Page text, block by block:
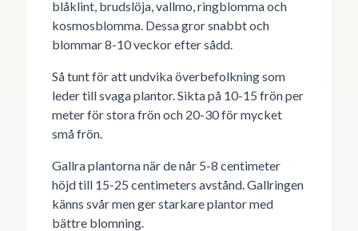
blåklint, brudslöja, vallmo, ringblomma och
kosmosblomma. Dessa gror snabbt och
blommar 8-10 veckor efter sådd.
Så tunt för att undvika överbefolkning som
leder till svaga plantor. Sikta på 10-15 frön per
meter för stora frön och 20-30 för mycket
små frön.
Gallra plantorna när de når 5-8 centimeter
höjd till 15-25 centimeters avstånd. Gallringen
känns svår men ger starkare plantor med
bättre blomning.